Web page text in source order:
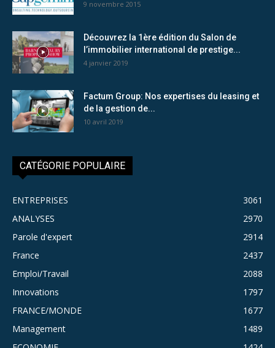
9 novembre 2015
Découvrez la 1ère édition du Salon de
l’immobilier international de prestige...
4 janvier 2019
Factum Group: Nos expertises du leasing et
de la gestion de...
10 avril 2019
CATÉGORIE POPULAIRE
ENTREPRISES
3061
ANALYSES
2970
Parole d'expert
2914
France
2437
Emploi/Travail
2088
Innovations
1797
FRANCE/MONDE
1677
Management
1489